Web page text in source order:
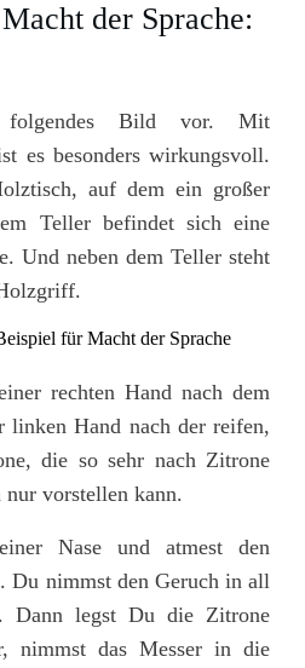
der Sprache:
Bild vor. Mit
es besonders wirkungsvoll.
auf dem ein großer
Teller befindet sich eine
Und neben dem Teller steht
rechten Hand nach dem
linken Hand nach der reifen,
die so sehr nach Zitrone
vorstellen kann.
Nase und atmest den
Du nimmst den Geruch in all
Dann legst Du die Zitrone
nimmst das Messer in die